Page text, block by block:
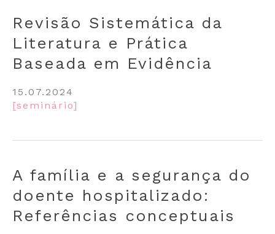
Revisão Sistemática da
Literatura e Prática
Baseada em Evidência
15.07.2024
[seminário]
A família e a segurança do
doente hospitalizado:
Referências conceptuais